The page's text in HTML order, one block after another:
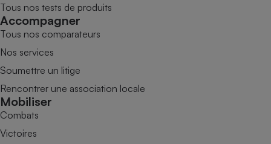
Tous nos tests de produits
Accompagner
Tous nos comparateurs
Nos services
Soumettre un litige
Rencontrer une association locale
Mobiliser
Combats
Victoires